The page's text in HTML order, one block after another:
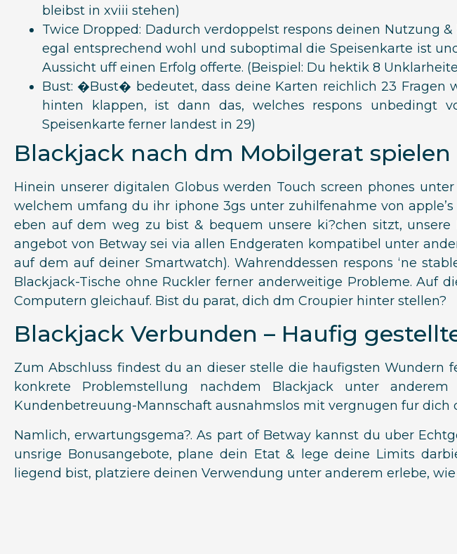
bleibst in xviii stehen)
Twice Dropped: Dadurch verdoppelst respons deinen Nutzung
egal entsprechend wohl und suboptimal die Speisenkarte ist
Aussicht uff einen Erfolg offerte. (Beispiel: Du hektik 8
Bust: �Bust� bedeutet, dass deine Karten reichlich 23 Fragen
hinten klappen, ist dann das, welches respons unbedingt
Speisenkarte ferner landest in 29)
Blackjack nach dm Mobilgerat spielen
Hinein unserer digitalen Globus werden Touch screen phones
welchem umfang du ihr iphone 3gs unter zuhilfenahme von
eben auf dem weg zu bist & bequem unsere ki?chen sitzt,
angebot von Betway sei via allen Endgeraten kompatibel unter
auf dem auf deiner Smartwatch). Wahrenddessen respons ‘ne
Blackjack-Tische ohne Ruckler ferner anderweitige Probleme. Auf
Computern gleichauf. Bist du parat, dich dm Croupier hinter stellen?
Blackjack Verbunden – Haufig
Zum Abschluss findest du an dieser stelle die haufigsten Wundern
konkrete Problemstellung nachdem Blackjack unter
Kundenbetreuung-Mannschaft ausnahmslos mit vergnugen fur dich
Namlich, erwartungsgema?. As part of Betway kannst du uber
unsrige Bonusangebote, plane dein Etat & lege deine Limits
liegend bist, platziere deinen Verwendung unter anderem erlebe,